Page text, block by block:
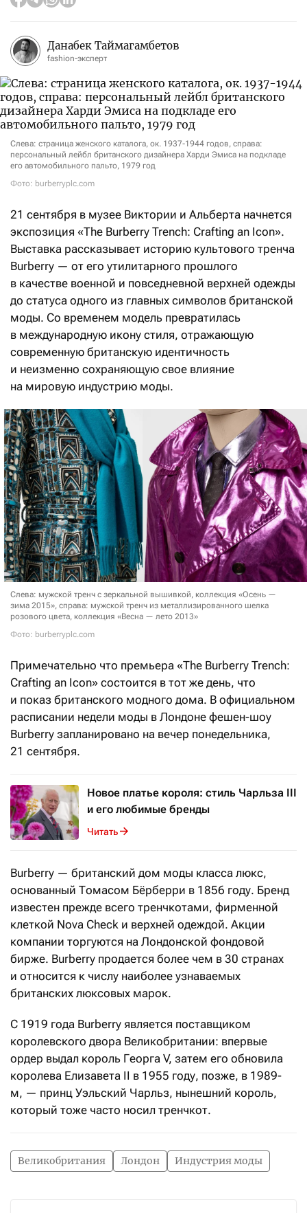
Данабек Таймагамбетов
fashion-эксперт
Слева: страница женского каталога, ок. 1937-1944 годов, справа:
персональный лейбл британского дизайнера Харди Эмиса на подкладе
его автомобильного пальто, 1979 год
Фото: burberryplc.com
21 сентября в музее Виктории и Альберта начнется
экспозиция «The Burberry Trench: Crafting an Icon».
Выставка рассказывает историю культового тренча
Burberry — от его утилитарного прошлого
в качестве военной и повседневной верхней одежды
до статуса одного из главных символов британской
моды. Со временем модель превратилась
в международную икону стиля, отражающую
современную британскую идентичность
и неизменно сохраняющую свое влияние
на мировую индустрию моды.
Слева: мужской тренч с зеркальной вышивкой, коллекция «Осень —
зима 2015», справа: мужской тренч из металлизированного шелка
розового цвета, коллекция «Весна — лето 2013»
Фото: burberryplc.com
Примечательно что премьера «The Burberry Trench:
Crafting an Icon» состоится в тот же день, что
и показ британского модного дома. В официальном
расписании недели моды в Лондоне фешен-шоу
Burberry запланировано на вечер понедельника,
21 сентября.
Новое платье короля: стиль Чарльза III
и его любимые бренды
Читать
Burberry — британский дом моды класса люкс,
основанный Томасом Бёрберри в 1856 году. Бренд
известен прежде всего тренчкотами, фирменной
клеткой Nova Check и верхней одеждой. Акции
компании торгуются на Лондонской фондовой
бирже. Burberry продается более чем в 30 странах
и относится к числу наиболее узнаваемых
британских люксовых марок.
С 1919 года Burberry является поставщиком
королевского двора Великобритании: впервые
ордер выдал король Георга V, затем его обновила
королева Елизавета II в 1955 году, позже, в 1989-
м, — принц Уэльский Чарльз, нынешний король,
который тоже часто носил тренчкот.
Великобритания Лондон Индустрия моды